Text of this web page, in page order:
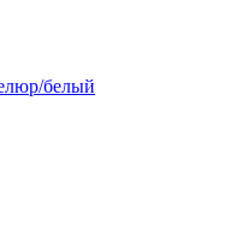
белый